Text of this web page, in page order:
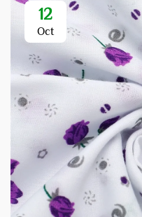
12
Oct